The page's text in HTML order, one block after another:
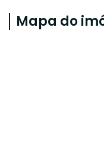
Mapa do